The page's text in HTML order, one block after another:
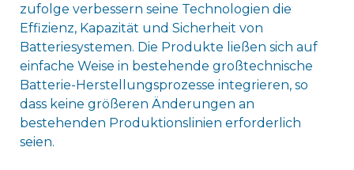
zufolge verbessern seine Technologien die
Effizienz, Kapazität und Sicherheit von
Batteriesystemen. Die Produkte ließen sich auf
einfache Weise in bestehende großtechnische
Batterie-Herstellungsprozesse integrieren, so
dass keine größeren Änderungen an
bestehenden Produktionslinien erforderlich
seien.